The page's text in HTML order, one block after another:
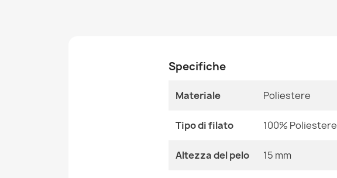
Specifiche
Materiale Poliestere
Tipo di filato 100% Poliestere
Altezza del pelo 15 mm